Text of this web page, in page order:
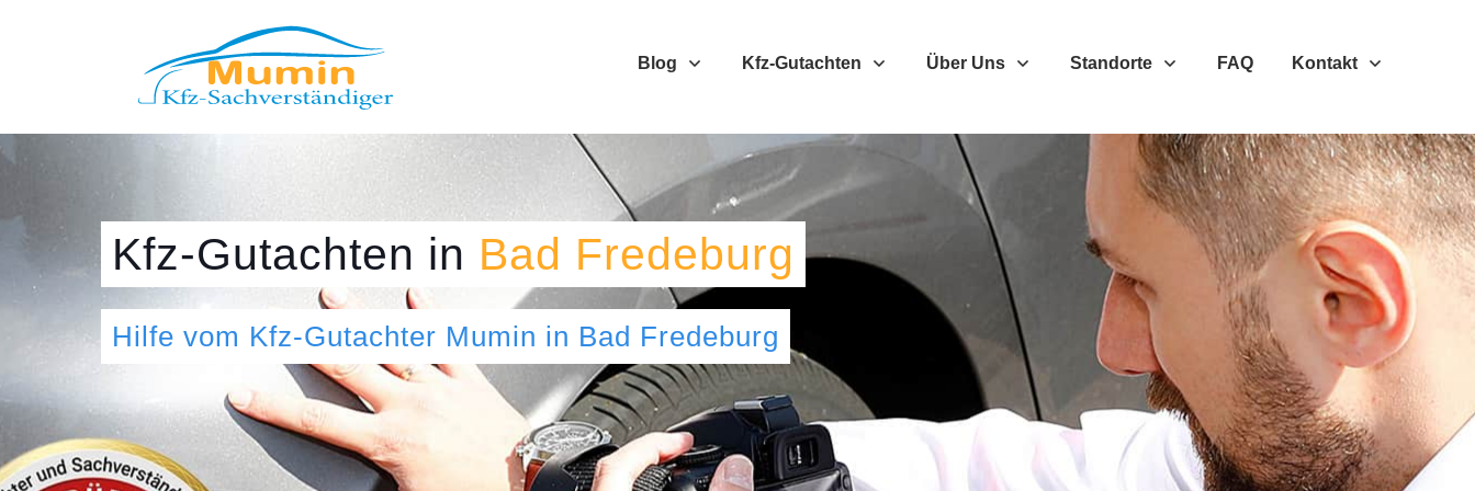
Blog Kfz-Gutachten Über Uns Standorte FAQ Kontakt
Kfz-Gutachten in Bad Fredeburg
Hilfe vom Kfz-Gutachter Mumin in Bad Fredeburg